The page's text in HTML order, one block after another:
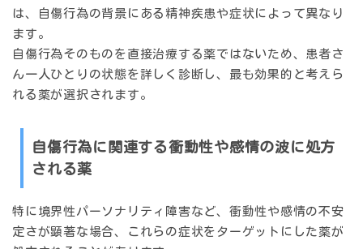
は、自傷行為の背景にある精神疾患や症状によって異なり
ます。
自傷行為そのものを直接治療する薬ではないため、患者さ
ん一人ひとりの状態を詳しく診断し、最も効果的と考えら
れる薬が選択されます。
自傷行為に関連する衝動性や感情の波に処方
される薬
特に境界性パーソナリティ障害など、衝動性や感情の不安
定さが顕著な場合、これらの症状をターゲットにした薬が